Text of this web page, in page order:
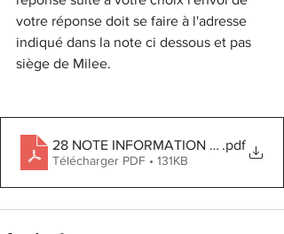
votre réponse doit se faire à l'adresse
indiqué dans la note ci dessous et pas
siège de Milee.
28 NOTE INFORMATION RETOUR
.pdf
Télécharger PDF • 131KB